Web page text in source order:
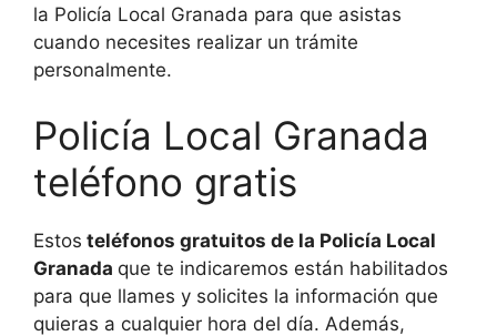
la Policía Local Granada para que asistas
cuando necesites realizar un trámite
personalmente.
Policía Local Granada
teléfono gratis
Estos teléfonos gratuitos de la Policía Local
Granada que te indicaremos están habilitados
para que llames y solicites la información que
quieras a cualquier hora del día. Además,